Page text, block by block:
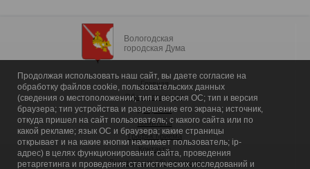
Вологодская
городская Дума
Главная
Общие сведения
Депутаты
Комитеты
График приема
Контакты
Депутатские объединения
Продолжая использовать наш сайт, вы даете согласие на
обработку файлов cookie, пользовательских данных
(сведения о местоположении; тип и версия ОС; тип и версия
браузера; тип устройства и разрешение его экрана; источник,
откуда пришел на сайт пользователь; с какого сайта или по
какой рекламе; язык ОС и браузера; какие страницы
открывает и на какие кнопки нажимает пользователь; ip-
адрес) в целях функционирования сайта, проведения
ретаргетинга и проведения статистических исследований и